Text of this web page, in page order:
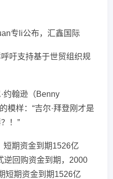
专li公布，汇鑫国际
吁支持基于世贸组织规
约翰逊（Benny
模样：“吉尔·拜登刚才是
！”
短期资金到期1526亿
逆回购资金到期，2000
短期资金到期1526亿